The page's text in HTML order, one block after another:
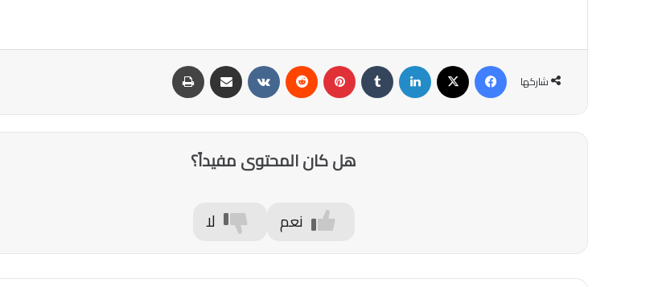
شاركها
هل كان المحتوى مفيداً؟
نعم لا